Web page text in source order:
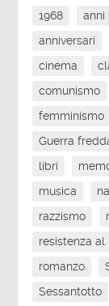
1968 anni
anniversari
cinema
comunismo
femminismo
Guerra
libri
musica
razzismo
resistenza
romanzo
Sessantotto